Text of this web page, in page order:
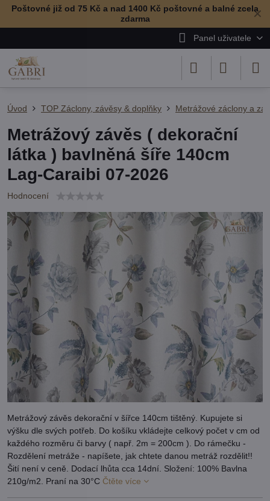
✕
Poštovné již od 75 Kč a nad 1400 Kč poštovné a balné zcela
zdarma
Panel uživatele
Úvod TOP Záclony, závěsy & doplňky Metrážové záclony a
Metrážový závěs ( dekorační
látka ) bavlněná šíře 140cm
Lag-Caraibi 07-2026
Hodnocení
Metrážový závěs dekorační v šířce 140cm tištěný. Kupujete si
výšku dle svých potřeb. Do košíku vkládejte celkový počet v cm od
každého rozměru či barvy ( např. 2m = 200cm ). Do rámečku -
Rozdělení metráže - napíšete, jak chtete danou metráž rozdělit!!
Šití není v ceně. Dodací lhůta cca 14dní. Složení: 100% Bavlna
210g/m2. Praní na 30°C Čtěte více